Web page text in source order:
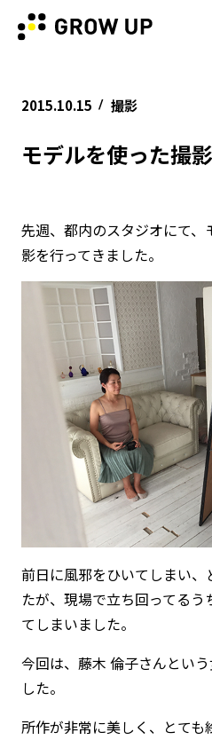
モデルを使った撮影
2015.10.15 / 撮影
先週、都内のスタジオにて
影を行ってきました。
前日に風邪をひいてしまい
たが、現場で立ち回ってる
てしまいました。
今回は、藤木 倫子さんとい
した。
所作が非常に美しく、とても